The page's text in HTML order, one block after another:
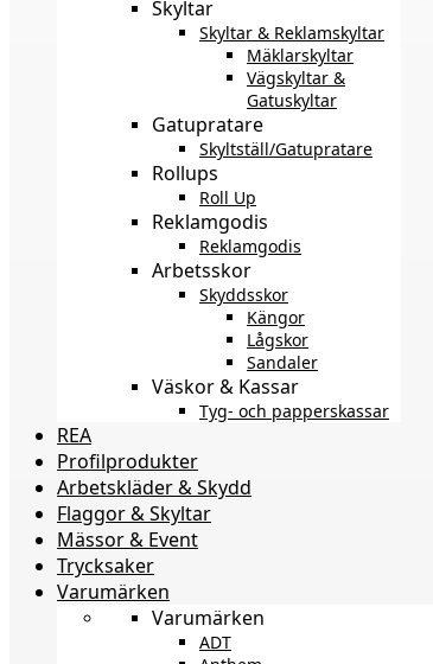
Skyltar
Skyltar & Reklamskyltar
Mäklarskyltar
Vägskyltar &
Gatuskyltar
Gatupratare
Skyltställ/Gatupratare
Rollups
Roll Up
Reklamgodis
Reklamgodis
Arbetsskor
Skyddsskor
Kängor
Lågskor
Sandaler
Väskor & Kassar
Tyg- och papperskassar
REA
Profilprodukter
Arbetskläder & Skydd
Flaggor & Skyltar
Mässor & Event
Trycksaker
Varumärken
Varumärken
ADT